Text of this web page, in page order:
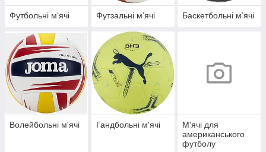
Футбольні мʼячі Футзальні мʼячі Баскетбольні мʼячі
Волейбольні м'ячі Гандбольні м'ячі
М'ячі для
американського
футболу